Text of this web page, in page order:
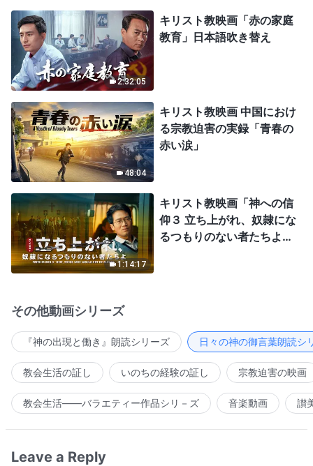
2:32:05
キリスト教映画「赤の家庭
教育」日本語吹き替え
48:04
キリスト教映画 中国におけ
る宗教迫害の実録「青春の
赤い涙」
1:14:17
キリスト教映画「神への信
仰３ 立ち上がれ、奴隷にな
るつもりのない者たちよ」
その他動画シリーズ
『神の出現と働き』朗読シリーズ 日々の神の御言葉朗読シ
教会生活の証し いのちの経験の証し 宗教迫害の映画
教会生活――バラエティー作品シリ－ズ 音楽動画 讃
Leave a Reply